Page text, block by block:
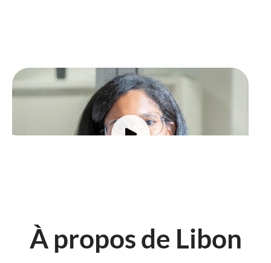
Merry-Ann
Talent Acquisition Manager
À propos de Libon